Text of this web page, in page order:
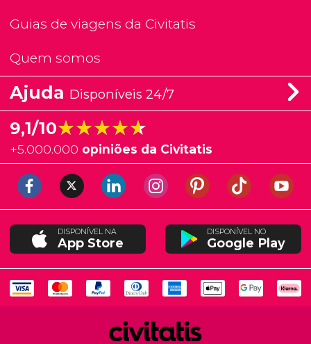
Guias de viagens da Civitatis
Quem somos
Ajuda Disponíveis 24/7
9,1/10★★★★★
★★★★★
+5.000.000 opiniões da Civitatis
DISPONÍVEL NA
App Store
DISPONÍVEL NO
Google Play